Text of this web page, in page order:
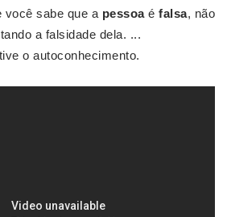
você sabe que a pessoaé falsa, não
a falsidade dela. ...
o autoconhecimento.